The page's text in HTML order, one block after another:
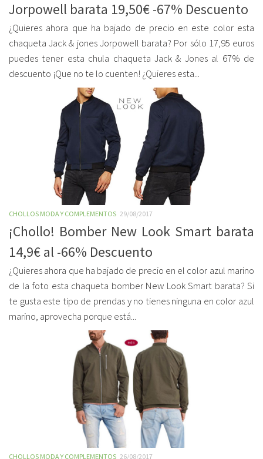
Jorpowell barata 19,50€ -67% Descuento
¿Quieres ahora que ha bajado de precio en este color esta
chaqueta Jack & jones Jorpowell barata? Por sólo 17,95 euros
puedes tener esta chula chaqueta Jack & Jones al 67% de
descuento ¡Que no te lo cuenten! ¿Quieres esta...
CHOLLOS MODA Y COMPLEMENTOS 29/08/2017
¡Chollo! Bomber New Look Smart barata
14,9€ al -66% Descuento
¿Quieres ahora que ha bajado de precio en el color azul marino
de la foto esta chaqueta bomber New Look Smart barata? Si
te gusta este tipo de prendas y no tienes ninguna en color azul
marino, aprovecha porque está...
CHOLLOS MODA Y COMPLEMENTOS 26/08/2017